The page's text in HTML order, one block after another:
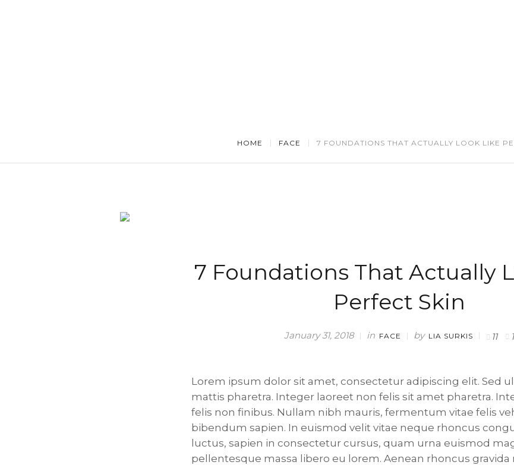
HOME FACE 7 FOUNDATIONS THAT ACTUALLY LOOK LIKE
7 Foundations That Actually
Perfect Skin
January 31, 2018 in FACE by LIA SURKIS 11 1
Lorem ipsum dolor sit amet, consectetur adipiscing elit. Sed
mattis pharetra. Integer laoreet non felis sit amet pharetra.
felis non finibus. Nullam nibh mauris, fermentum vitae felis
bibendum sapien. In euismod velit vitae neque rhoncus
luctus, sapien in consectetur cursus, quam urna euismod
pellentesque massa libero eu lorem. Aenean rhoncus gravida